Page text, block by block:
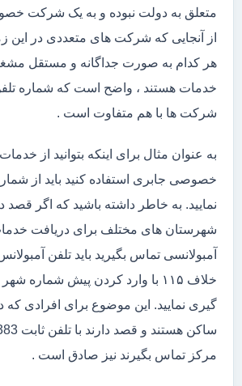
متعلق به دولت نبوده و به یک شرکت
از آنجایی که شرکت های متعددی در این
هر کدام به صورت جداگانه و مستقل
خدمات هستند ، واضح است که شماره
شرکت ها با هم متفاوت است .
به عنوان مثال برای اینکه بتوانید از
خصوصی جابری استفاده کنید باید از
نمایید. به خاطر داشته باشید که اگر قصد
شهرستان های مختلف برای دریافت
آمبولانسی تماس بگیرید باید تلفن
خلاف ۱۱۵ با وارد کردن پیش شماره
گیری نمایید. این موضوع برای افرادی که
مرکز تماس بگیرند نیز صادق است .